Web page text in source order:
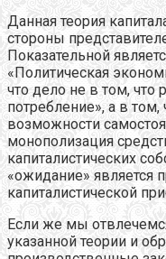
Данная теория
стороны
Показательной
«Политическая
что дело не в том,
потребление», а в
возможности
монополизация
капиталистических
«ожидание» является
капиталистической
Если же мы
указанной теории и